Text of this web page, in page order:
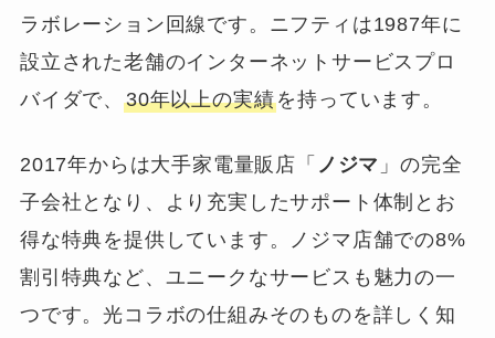
ラボレーション回線です。ニフティは1987年に
設立された老舗のインターネットサービスプロ
バイダで、 30年以上の実績を持っています。
2017年からは大手家電量販店「 ノジマ 」の完全
子会社となり、より充実したサポート体制とお
得な特典を提供しています。ノジマ店舗での8%
割引特典など、ユニークなサービスも魅力の一
つです。光コラボの仕組みそのものを詳しく知